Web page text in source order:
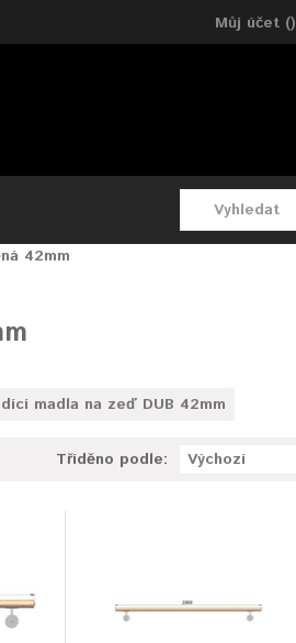
Můj účet ()
42mm
madla na zeď DUB 42mm
Tříděno podle: Výchozí